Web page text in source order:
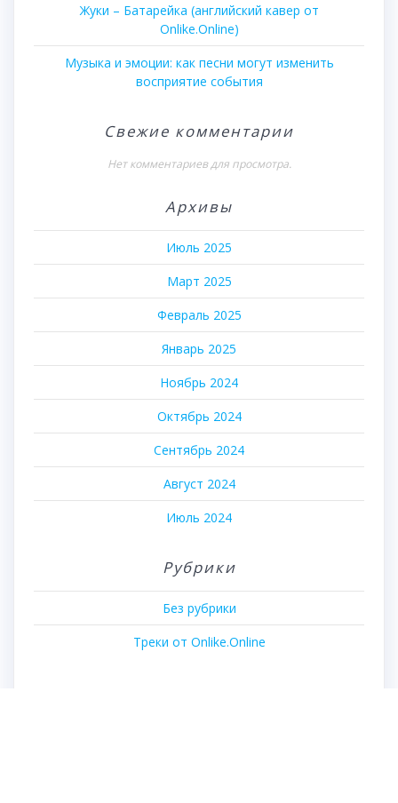
Жуки – Батарейка (английский кавер от
Onlike.Online)
Музыка и эмоции: как песни могут изменить
восприятие события
Свежие комментарии
Нет комментариев для просмотра.
Архивы
Июль 2025
Март 2025
Февраль 2025
Январь 2025
Ноябрь 2024
Октябрь 2024
Сентябрь 2024
Август 2024
Июль 2024
Рубрики
Без рубрики
Треки от Onlike.Online